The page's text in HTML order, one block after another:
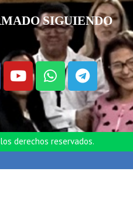
SIGUIENDO
derechos reservados.